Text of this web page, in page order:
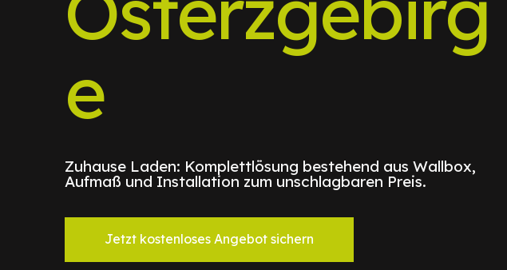
e
Zuhause Laden: Komplettlösung bestehend aus Wallbox,
Aufmaß und Installation zum unschlagbaren Preis.
Jetzt kostenloses Angebot sichern